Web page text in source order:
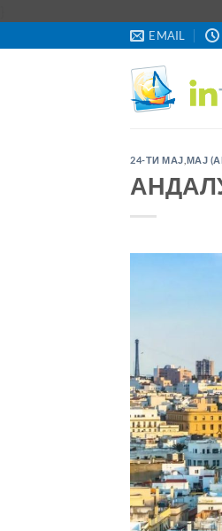
content
EMAIL
24-ТИ МАЈ МАЈ